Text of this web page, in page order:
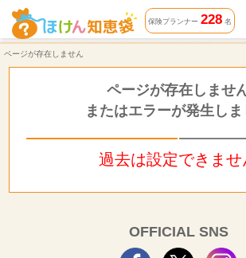
ページが存在しません | ほけん知恵袋
保険プランナー 228名
ページが存在しません
ページが存在しませ
またはエラーが発生しま
過去は設定できませ
OFFICIAL SNS